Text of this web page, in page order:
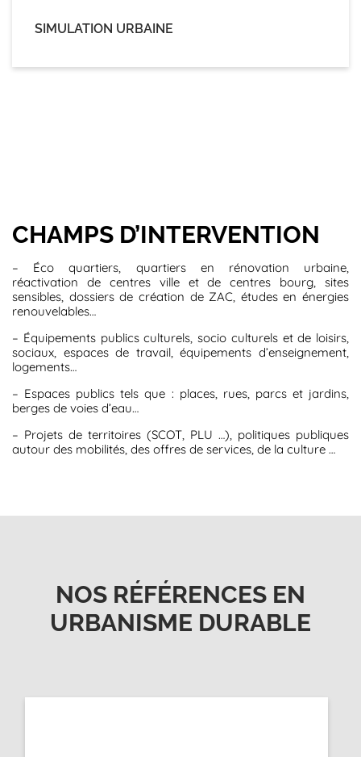
SIMULATION URBAINE
CHAMPS D’INTERVENTION
– Éco quartiers, quartiers en rénovation urbaine,
réactivation de centres ville et de centres bourg, sites
sensibles, dossiers de création de ZAC, études en énergies
renouvelables…
– Équipements publics culturels, socio culturels et de loisirs,
sociaux, espaces de travail, équipements d’enseignement,
logements…
– Espaces publics tels que : places, rues, parcs et jardins,
berges de voies d’eau…
– Projets de territoires (SCOT, PLU …), politiques publiques
autour des mobilités, des offres de services, de la culture …
NOS RÉFÉRENCES EN
URBANISME DURABLE